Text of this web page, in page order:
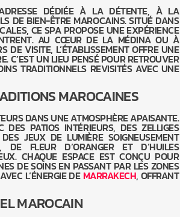
DÉDIÉE À LA DÉTENTE, À LA
DE BIEN-ÊTRE MAROCAINS. SITUÉ DANS
CE SPA PROPOSE UNE EXPÉRIENCE
AU CŒUR DE LA MÉDINA OU À
DE VISITE, L’ÉTABLISSEMENT OFFRE UNE
C’EST UN LIEU PENSÉ POUR RETROUVER
TRADITIONNELS REVISITÉS AVEC UNE
MAROCAINES
DANS UNE ATMOSPHÈRE APAISANTE.
DES PATIOS INTÉRIEURS, DES ZELLIGES
JEUX DE LUMIÈRE SOIGNEUSEMENT
DE FLEUR D’ORANGER ET D’HUILES
CHAQUE ESPACE EST CONÇU POUR
DE SOINS EN PASSANT PAR LES ZONES
L’ÉNERGIE DEMARRAKECH, OFFRANT
MAROCAIN